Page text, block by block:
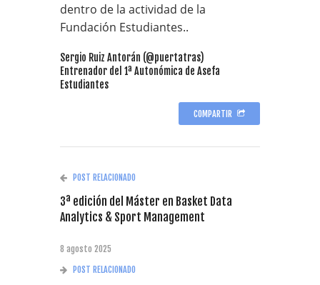
dentro de la actividad de la
Fundación Estudiantes..
Sergio Ruiz Antorán (@puertatras)
Entrenador del 1ª Autonómica de Asefa
Estudiantes
COMPARTIR
POST RELACIONADO
3ª edición del Máster en Basket Data
Analytics & Sport Management
8 agosto 2025
POST RELACIONADO